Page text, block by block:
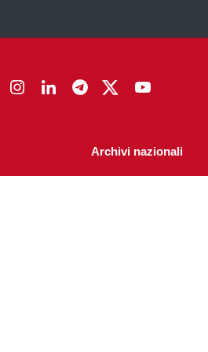
FacebookInstagramLinkedinTelegram
Twitter
Archivi nazionali